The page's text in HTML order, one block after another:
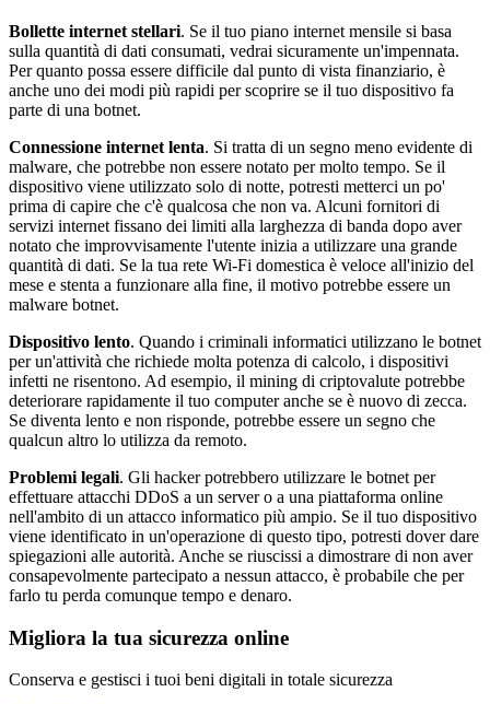
Bollette internet stellari. Se il tuo piano internet mensile si basa
sulla quantità di dati consumati, vedrai sicuramente un'impennata.
Per quanto possa essere difficile dal punto di vista finanziario, è
anche uno dei modi più rapidi per scoprire se il tuo dispositivo fa
parte di una botnet.
Connessione internet lenta. Si tratta di un segno meno evidente di
malware, che potrebbe non essere notato per molto tempo. Se il
dispositivo viene utilizzato solo di notte, potresti metterci un po'
prima di capire che c'è qualcosa che non va. Alcuni fornitori di
servizi internet fissano dei limiti alla larghezza di banda dopo aver
notato che improvvisamente l'utente inizia a utilizzare una grande
quantità di dati. Se la tua rete Wi-Fi domestica è veloce all'inizio del
mese e stenta a funzionare alla fine, il motivo potrebbe essere un
malware botnet.
Dispositivo lento. Quando i criminali informatici utilizzano le botnet
per un'attività che richiede molta potenza di calcolo, i dispositivi
infetti ne risentono. Ad esempio, il mining di criptovalute potrebbe
deteriorare rapidamente il tuo computer anche se è nuovo di zecca.
Se diventa lento e non risponde, potrebbe essere un segno che
qualcun altro lo utilizza da remoto.
Problemi legali. Gli hacker potrebbero utilizzare le botnet per
effettuare attacchi DDoS a un server o a una piattaforma online
nell'ambito di un attacco informatico più ampio. Se il tuo dispositivo
viene identificato in un'operazione di questo tipo, potresti dover dare
spiegazioni alle autorità. Anche se riuscissi a dimostrare di non aver
consapevolmente partecipato a nessun attacco, è probabile che per
farlo tu perda comunque tempo e denaro.
Migliora la tua sicurezza online
Conserva e gestisci i tuoi beni digitali in totale sicurezza